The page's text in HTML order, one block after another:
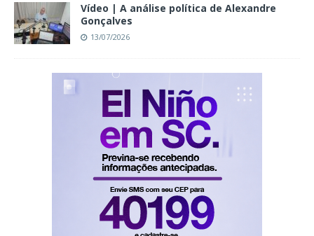
Vídeo | A análise política de Alexandre
Gonçalves
13/07/2026